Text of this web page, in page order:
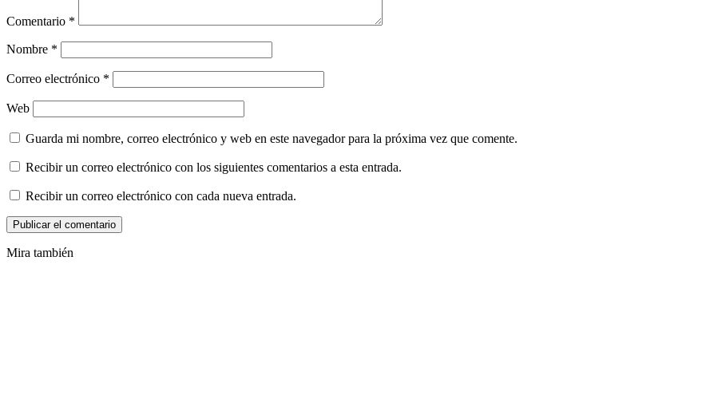
Comentario *
Nombre *
Correo electrónico *
Web
Guarda mi nombre, correo electrónico y web en este navegador para la próxima vez que comente.
Recibir un correo electrónico con los siguientes comentarios a esta entrada.
Recibir un correo electrónico con cada nueva entrada.
Mira también